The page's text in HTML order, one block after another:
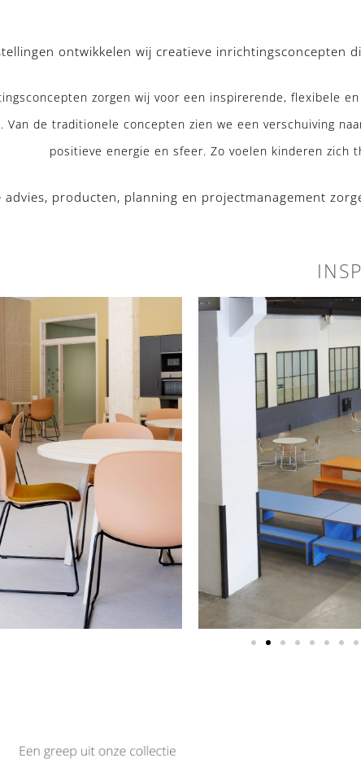
ontwikkelen wij creatieve inrichtingsconcepten
zorgen wij voor een inspirerende, flexibele
Van de traditionele concepten zien we een verschuiving
positieve energie en sfeer. Zo voelen kinderen zich
advies, producten, planning en projectmanagement